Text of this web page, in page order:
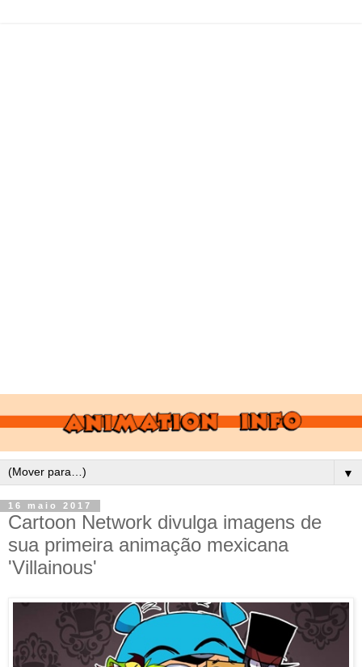
▼
16 maio 2017
Cartoon Network divulga imagens de
sua primeira animação mexicana
'Villainous'